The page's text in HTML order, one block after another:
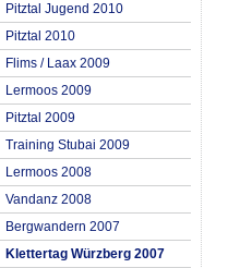
Pitztal Jugend 2010
Pitztal 2010
Flims / Laax 2009
Lermoos 2009
Pitztal 2009
Training Stubai 2009
Lermoos 2008
Vandanz 2008
Bergwandern 2007
Klettertag Würzberg 2007